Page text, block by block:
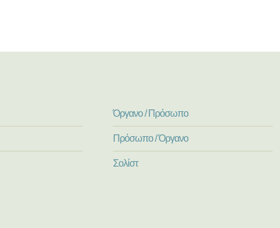
Όργανο / Πρόσωπο
Πρόσωπο / Όργανο
Σολίστ